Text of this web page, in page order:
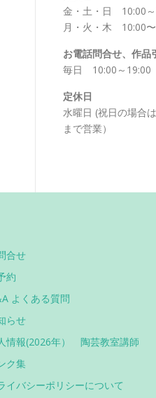
金・土・日 10:00
月・火・木 10:00
お電話問合せ、作品
毎日 10:00～19:00
定休日
水曜日 (祝日の場合
まで営業）
合せ
約
よくある質問
らせ
情報(2026年） 陶芸教室講師
ク集
イバシーポリシーについて